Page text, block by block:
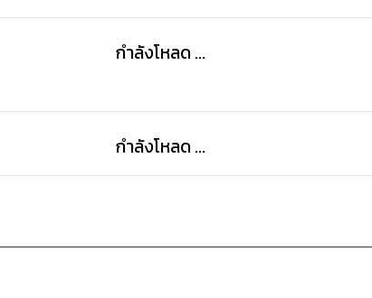
• The cooked meatloaf may be sliced like a loaf
may certainly become dried up, various methods
like mixing in breads crumbs and egg, covering
enhancing ingredients in the mixture.
กำลังโหลด ...
กำลังโหลด ...